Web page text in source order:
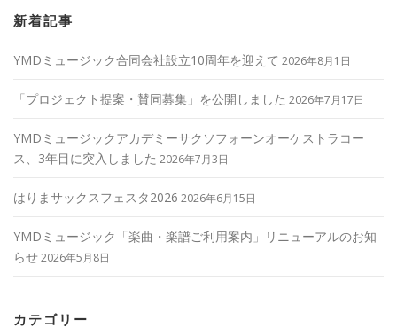
新着記事
YMDミュージック合同会社設立10周年を迎えて 2026年8月1日
「プロジェクト提案・賛同募集」を公開しました 2026年7月17日
YMDミュージックアカデミーサクソフォーンオーケストラコー
ス、3年目に突入しました 2026年7月3日
はりまサックスフェスタ2026 2026年6月15日
YMDミュージック「楽曲・楽譜ご利用案内」リニューアルのお知
らせ2026年5月8日
カテゴリー